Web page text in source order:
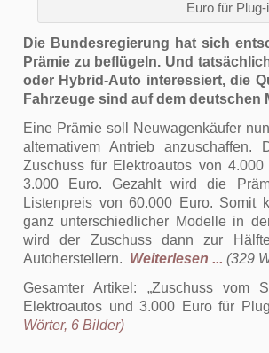
Euro für
Die Bundesregierung hat sich
Prämie zu beflügeln. Und
oder Hybrid-Auto interessiert, die
Fahrzeuge sind auf dem deutschen
Eine Prämie soll Neuwagenkäufer
alternativem Antrieb anzuschaffen.
Zuschuss für Elektroautos von
3.000 Euro. Gezahlt wird die
Listenpreis von 60.000 Euro. Somit
ganz unterschiedlicher Modelle in
wird der Zuschuss dann zur
Autoherstellern. Weiterlesen ... (329
Gesamter Artikel:
Zuschuss vom
Elektroautos und 3.000 Euro für
Wörter, 6 Bilder)